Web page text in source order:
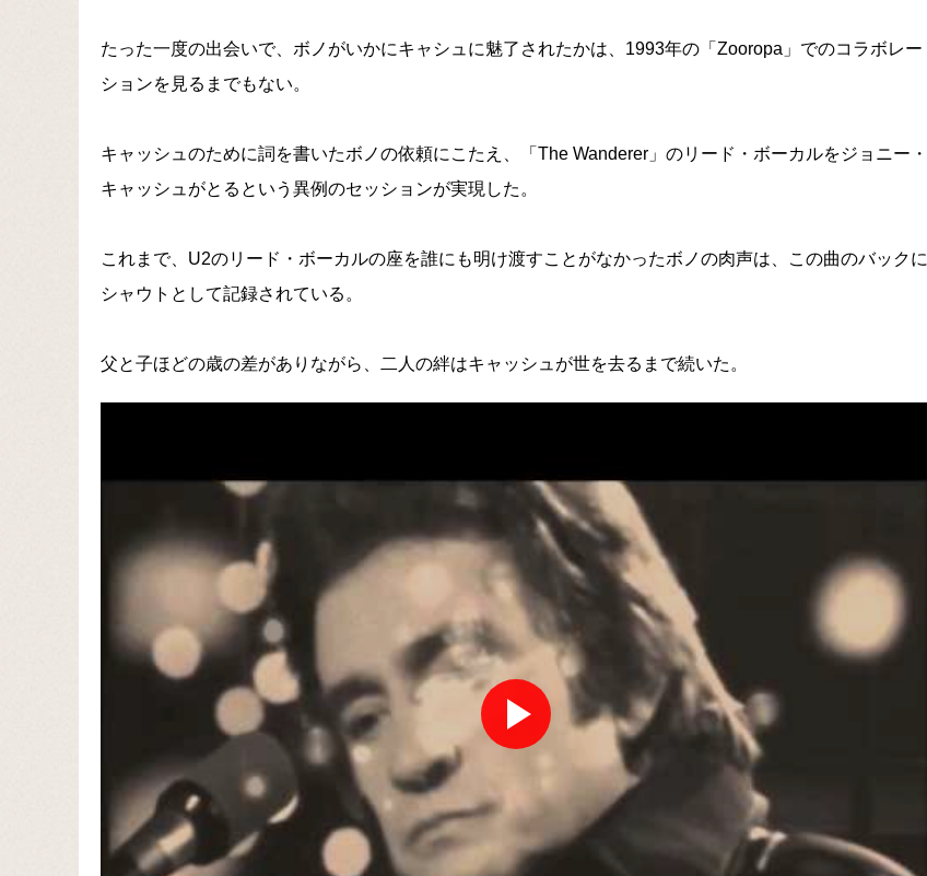
たった一度の出会いで、ボノがいかにキャシュに魅了されたかは、1993年の「Zooropa」でのコラボレー
ションを見るまでもない。
キャッシュのために詞を書いたボノの依頼にこたえ、「The Wanderer」のリード・ボーカルをジョニー・
キャッシュがとるという異例のセッションが実現した。
これまで、U2のリード・ボーカルの座を誰にも明け渡すことがなかったボノの肉声は、この曲のバックに
シャウトとして記録されている。
父と子ほどの歳の差がありながら、二人の絆はキャッシュが世を去るまで続いた。